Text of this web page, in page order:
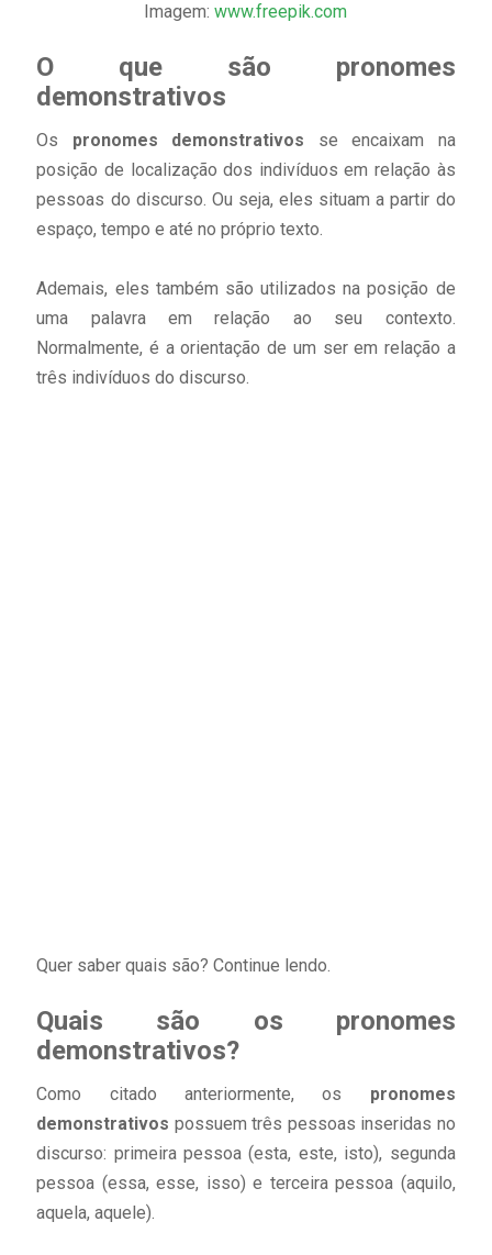
Imagem:www.freepik.com
O que são pronomes
demonstrativos
Os pronomes demonstrativos se encaixam na
posição de localização dos indivíduos em relação às
pessoas do discurso. Ou seja, eles situam a partir do
espaço, tempo e até no próprio texto.
Ademais, eles também são utilizados na posição de
uma palavra em relação ao seu contexto.
Normalmente, é a orientação de um ser em relação a
três indivíduos do discurso.
Quer saber quais são? Continue lendo.
Quais são os pronomes
demonstrativos?
Como citado anteriormente, os pronomes
demonstrativos possuem três pessoas inseridas no
discurso: primeira pessoa (esta, este, isto), segunda
pessoa (essa, esse, isso) e terceira pessoa (aquilo,
aquela, aquele).